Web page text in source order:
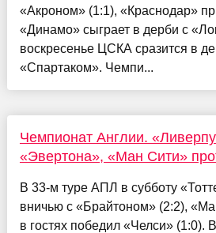
«Акроном» (1:1), «Краснодар»
«Динамо» сыграет в дерби с
воскресенье ЦСКА сразится в
«Спартаком». Чемпи...
Чемпионат Англии.
«Эвертона», «Ман Сити»
В 33-м туре АПЛ в субботу
вничью с «Брайтоном» (2:2),
в гостях победил «Челси» (1:0).